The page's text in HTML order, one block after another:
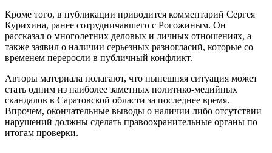
Кроме того, в публикации приводится комментарий Сергея
Курихина, ранее сотрудничавшего с Рогожиным. Он
рассказал о многолетних деловых и личных отношениях, а
также заявил о наличии серьезных разногласий, которые со
временем переросли в публичный конфликт.
Авторы материала полагают, что нынешняя ситуация может
стать одним из наиболее заметных политико-медийных
скандалов в Саратовской области за последнее время.
Впрочем, окончательные выводы о наличии либо отсутствии
нарушений должны сделать правоохранительные органы по
итогам проверки.